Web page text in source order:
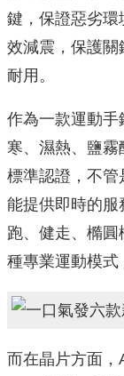
鍵，保證惡劣
效減震，保護關
耐用。
作為一款運動手
寒、濕熱、鹽霧
標準認證，不
能提供即時的
跑、健走、橢
種專業運動模式
而在晶片方面，